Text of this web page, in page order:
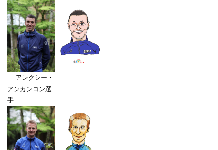
アレクシー・
アンカンコン選
手